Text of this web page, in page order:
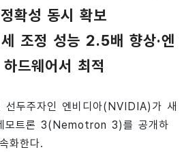
확성 동시 확보
조정 성능 2.5배 향상·엔
드웨어서 최적
선두주자인 엔비디아(NVIDIA)가 새
모트론 3(Nemotron 3)를 공개하
화한다.